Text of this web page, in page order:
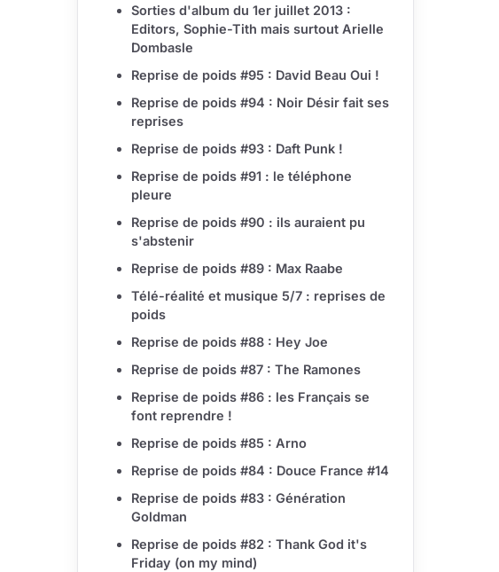
Sorties d'album du 1er juillet 2013 :
Editors, Sophie-Tith mais surtout Arielle
Dombasle
Reprise de poids #95 : David Beau Oui !
Reprise de poids #94 : Noir Désir fait ses
reprises
Reprise de poids #93 : Daft Punk !
Reprise de poids #91 : le téléphone
pleure
Reprise de poids #90 : ils auraient pu
s'abstenir
Reprise de poids #89 : Max Raabe
Télé-réalité et musique 5/7 : reprises de
poids
Reprise de poids #88 : Hey Joe
Reprise de poids #87 : The Ramones
Reprise de poids #86 : les Français se
font reprendre !
Reprise de poids #85 : Arno
Reprise de poids #84 : Douce France #14
Reprise de poids #83 : Génération
Goldman
Reprise de poids #82 : Thank God it's
Friday (on my mind)